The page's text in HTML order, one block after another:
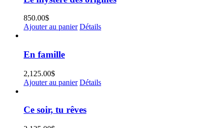
850.00$
Ajouter au panier Détails
En famille
2,125.00$
Ajouter au panier Détails
Ce soir, tu rêves